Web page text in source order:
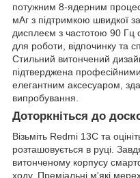
потужним 8-ядерним
мАг з підтримкою швидкої
дисплеєм з частотою 90
для роботи, відпочинку та
Стильний витончений
підтверджена
елегантним аксесуаром,
випробування.
Доторкніться до
Візьміть Redmi 13C та
розташовується в руці.
витонченому корпусу
ходу. Преміальні м'які